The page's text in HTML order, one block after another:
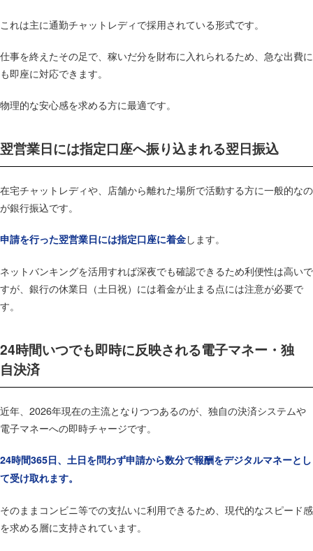
これは主に通勤チャットレディで採用されている形式です。
仕事を終えたその足で、稼いだ分を財布に入れられるため、急な出費に
も即座に対応できます。
物理的な安心感を求める方に最適です。
翌営業日には指定口座へ振り込まれる翌日振込
在宅チャットレディや、店舗から離れた場所で活動する方に一般的なの
が銀行振込です。
申請を行った翌営業日には指定口座に着金します。
ネットバンキングを活用すれば深夜でも確認できるため利便性は高いで
すが、銀行の休業日（土日祝）には着金が止まる点には注意が必要で
す。
24時間いつでも即時に反映される電子マネー・独
自決済
近年、2026年現在の主流となりつつあるのが、独自の決済システムや
電子マネーへの即時チャージです。
24時間365日、土日を問わず申請から数分で報酬をデジタルマネーとし
て受け取れます。
そのままコンビニ等での支払いに利用できるため、現代的なスピード感
を求める層に支持されています。